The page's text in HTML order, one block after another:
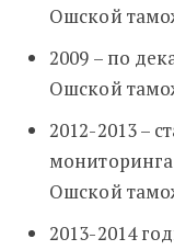
Ошской
2009 – по
Ошской
2012-2013 –
Ошской
2013-2014